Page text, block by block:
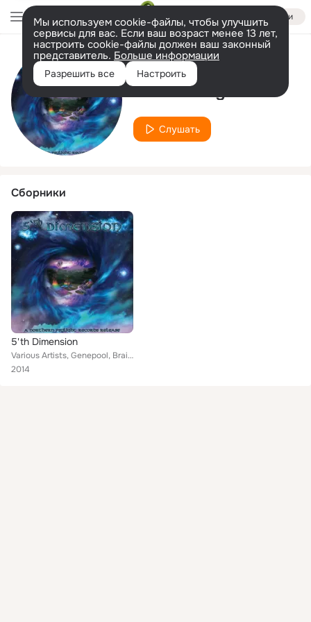
Войти
Мы используем cookie-файлы, чтобы улучшить
сервисы для вас. Если ваш возраст менее 13 лет,
настроить cookie-файлы должен ваш законный
представитель. Больше информации
Разрешить все Настроить
Исполнитель
Alien Viking
Слушать
Сборники
5'th Dimension
Various Artists, Genepool, Braincell, Dahr Mahr, Gridy Cosm, Trold, Kala, Hashashin, Sephiroth, Alien Viking
2014